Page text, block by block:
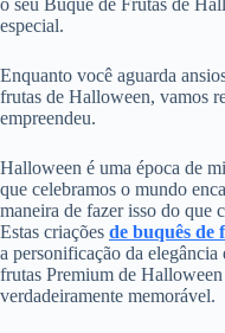
especial.
Enquanto você aguarda
frutas de Halloween, vamos
empreendeu.
Halloween é uma época de
que celebramos o mundo
maneira de fazer isso do que
Estas criações de buquês de
a personificação da
frutas Premium de
verdadeiramente memorável.